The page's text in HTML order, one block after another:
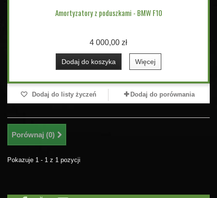
Amortyzatory z poduszkami - BMW F10
4 000,00 zł
Dodaj do koszyka Więcej
Dodaj do listy życzeń Dodaj do porównania
Porównaj (0)
Pokazuje 1 - 1 z 1 pozycji